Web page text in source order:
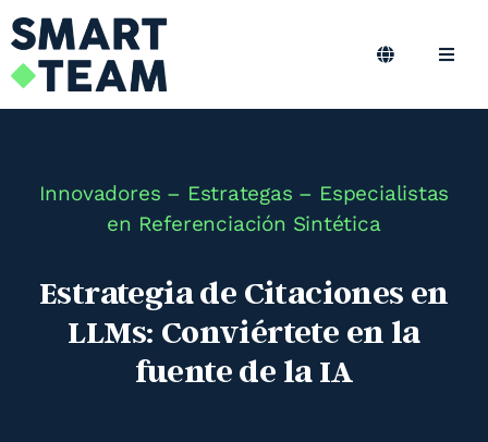
to
content
Toggle
ES
Marketing B2B
Marketing Outsourcing
Innovadores – Estrategas – Especialistas
en Referenciación Sintética
Estrategia de Citaciones en
LLMs: Conviértete en la
fuente de la IA